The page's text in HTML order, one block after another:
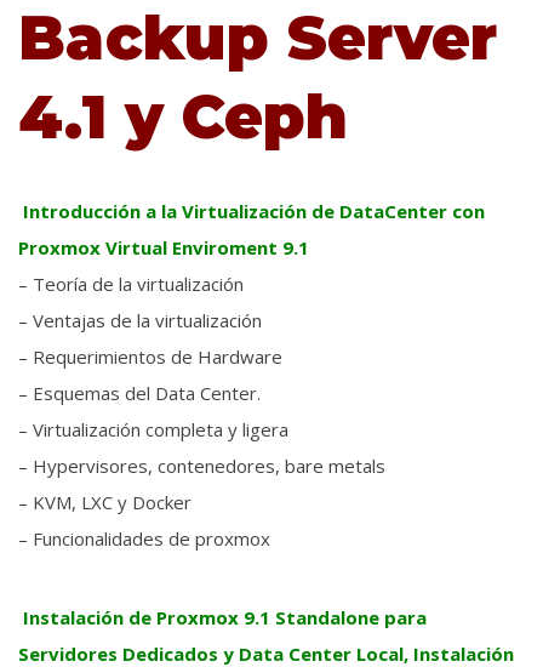
Backup Server
4.1 y Ceph
Introducción a la Virtualización de DataCenter con
Proxmox Virtual Enviroment 9.1
– Teoría de la virtualización
– Ventajas de la virtualización
– Requerimientos de Hardware
– Esquemas del Data Center.
– Virtualización completa y ligera
– Hypervisores, contenedores, bare metals
– KVM, LXC y Docker
– Funcionalidades de proxmox
Instalación de Proxmox 9.1 Standalone para
Servidores Dedicados y Data Center Local, Instalación